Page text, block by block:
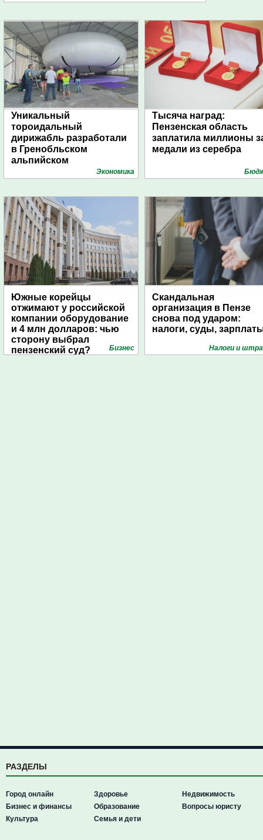
Уникальный
тороидальный
дирижабль разработали
в Гренобльском
альпийском
Экономика
Тысяча наград:
Пензенская область
заплатила миллионы
медали из серебра
Южные корейцы
отжимают у российской
компании оборудование
и 4 млн долларов: чью
сторону выбрал
пензенский суд?
Бизнес
Скандальная
организация в Пензе
снова под ударом:
налоги, суды,
Налоги и
РАЗДЕЛЫ
Город онлайн
Бизнес и финансы
Культура
Здоровье
Образование
Семья и дети
Недвижимость
Вопросы юристу